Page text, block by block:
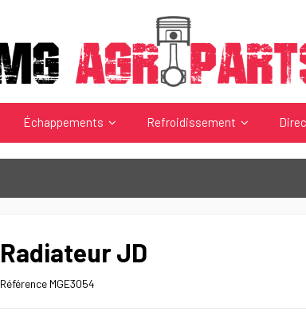
Échappements Refroidissement
Radiateur JD
Référence MGE3054